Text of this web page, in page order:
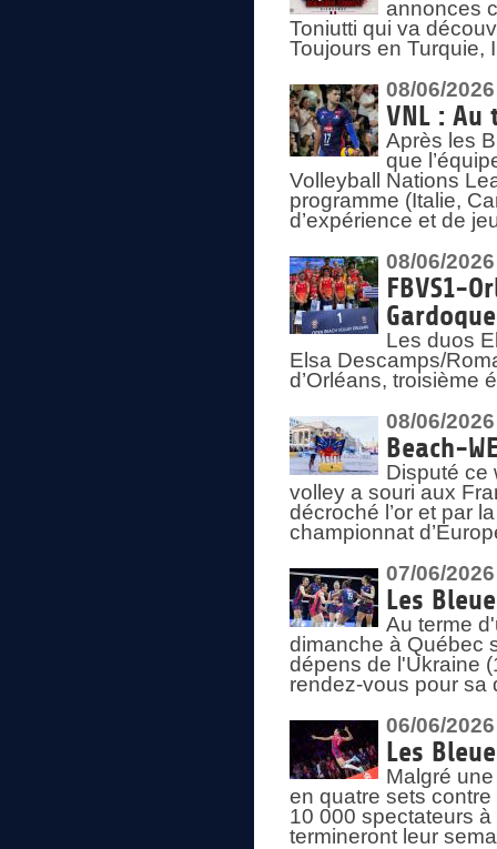
annonces
Toniutti qui va
Toujours en Turquie,
08/06/2026
VNL : Au
Après les
que
Volleyball Nations
programme (Italie,
d’expérience et de
08/06/2026
FBVS1-
Les duos
Elsa Descamps/
d’Orléans, troisième
08/06/2026
Beach-
Disputé ce
volley a souri aux
décroché l’or et par
championnat
07/06/2026
Les
Au terme
dimanche à Québec
dépens de l'Ukraine
rendez-vous pour sa
06/06/2026
Les
Malgré
en quatre sets
10 000 spectateurs
termineront leur